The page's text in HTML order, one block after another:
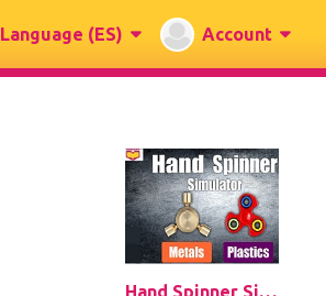
Language (ES) Account
Hand Spinner Simulator